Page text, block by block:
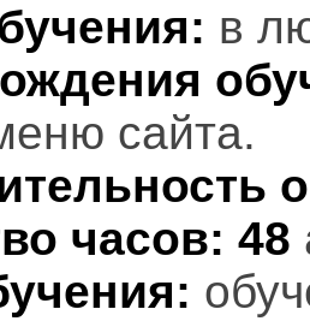
в
сайта.
часов: 48